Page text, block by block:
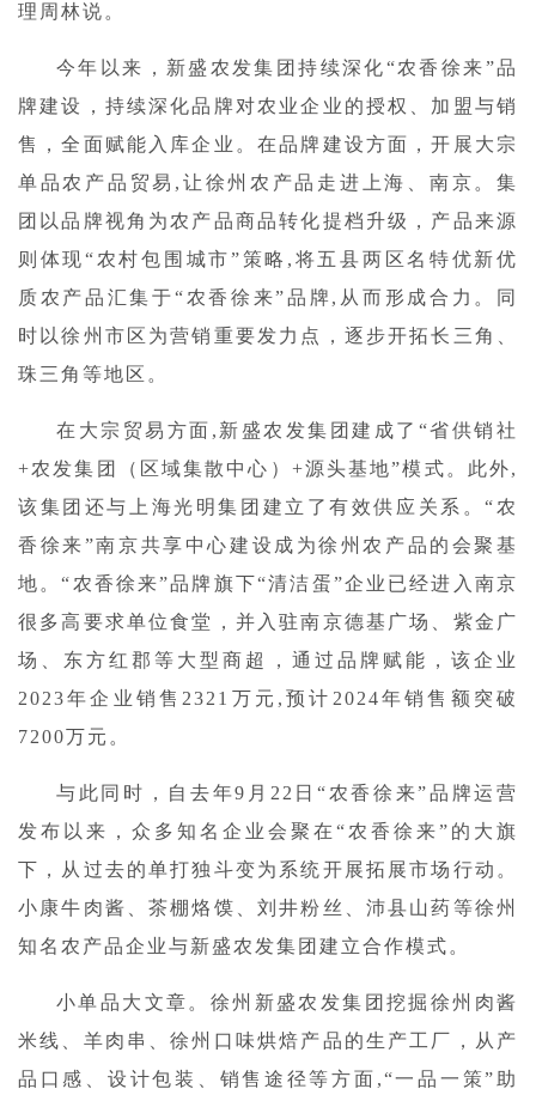
理周林说。
今年以来，新盛农发集团持续深化“农香徐来”品
牌建设，持续深化品牌对农业企业的授权、加盟与销
售，全面赋能入库企业。在品牌建设方面，开展大宗
单品农产品贸易,让徐州农产品走进上海、南京。集
团以品牌视角为农产品商品转化提档升级，产品来源
则体现“农村包围城市”策略 , 将五县两区名特优新优
质农产品汇集于“农香徐来”品牌,从而形成合力。同
时以徐州市区为营销重要发力点，逐步开拓长三角、
珠三角等地区。
在大宗贸易方面,新盛农发集团建成了“省供销社
+农发集团（区域集散中心）+源头基地”模式。此外,
该集团还与上海光明集团建立了有效供应关系。“农
香徐来”南京共享中心建设成为徐州农产品的会聚基
地。“农香徐来”品牌旗下“清洁蛋”企业已经进入南京
很多高要求单位食堂，并入驻南京德基广场、紫金广
场、东方红郡等大型商超，通过品牌赋能，该企业
2023年企业销售2321万元 , 预计2024年销售额突破
7200万元。
与此同时，自去年9月22日“农香徐来”品牌运营
发布以来，众多知名企业会聚在“农香徐来”的大旗
下，从过去的单打独斗变为系统开展拓展市场行动。
小康牛肉酱、茶棚烙馍、刘井粉丝、沛县山药等徐州
知名农产品企业与新盛农发集团建立合作模式。
小单品大文章。徐州新盛农发集团挖掘徐州肉酱
米线、羊肉串、徐州口味烘焙产品的生产工厂，从产
品口感、设计包装、销售途径等方面,“一品一策”助